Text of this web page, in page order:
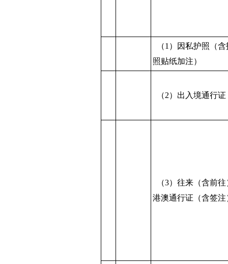
（1）因私护照（含
照贴纸加注）
（2）出入境通行证
（3）往来（含前往
港澳通行证（含签注